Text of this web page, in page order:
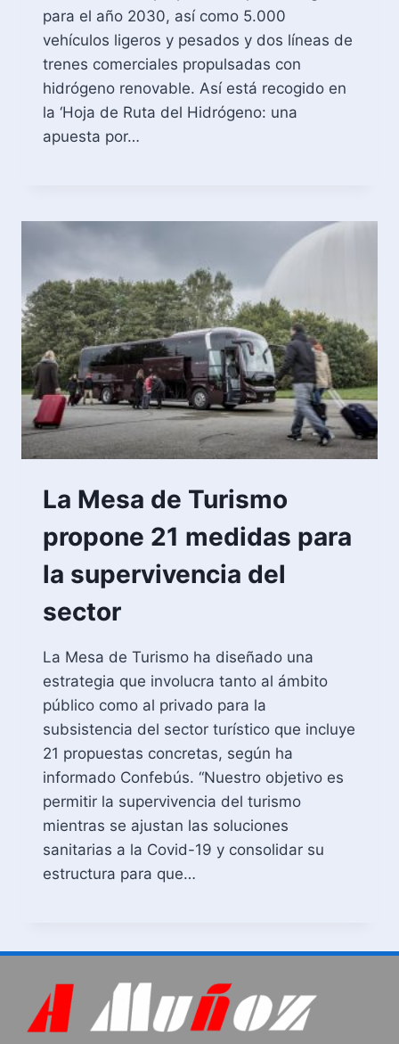
para el año 2030, así como 5.000
vehículos ligeros y pesados y dos líneas de
trenes comerciales propulsadas con
hidrógeno renovable. Así está recogido en
la ‘Hoja de Ruta del Hidrógeno: una
apuesta por…
La Mesa de Turismo
propone 21 medidas para
la supervivencia del
sector
La Mesa de Turismo ha diseñado una
estrategia que involucra tanto al ámbito
público como al privado para la
subsistencia del sector turístico que incluye
21 propuestas concretas, según ha
informado Confebús. “Nuestro objetivo es
permitir la supervivencia del turismo
mientras se ajustan las soluciones
sanitarias a la Covid-19 y consolidar su
estructura para que…